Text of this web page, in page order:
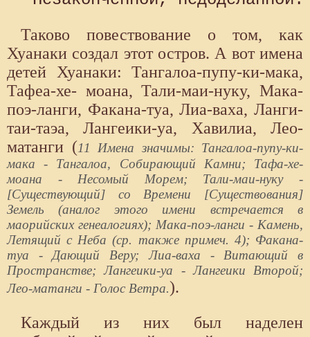
Таково повествование о том, как
Хуанаки создал этот остров. А вот имена
детей Хуанаки: Тангалоа-пупу-ки-мака,
Тафеа-хе- моана, Тали-маи-нуку, Мака-
поэ-ланги, Факана-туа, Лиа-ваха, Ланги-
таи-таэа, Лангеики-уа, Хавилиа, Лео-
матанги (11 Имена значимы: Тангалоа-пупу-ки-
мака - Тангалоа, Собирающий Камни; Тафа-хе-
моана - Несомый Морем; Тали-маи-нуку -
[Существующий] со Времени [Существования]
Земель (аналог этого имени встречается в
маорийских генеалогиях); Мака-поэ-ланги - Камень,
Летящий с Неба (ср. также примеч. 4); Факана-
туа - Дающий Веру; Лиа-ваха - Витающий в
Пространстве; Лангеики-уа - Лангеики Второй;
Лео-матанги - Голос Ветра.).
Каждый из них был наделен